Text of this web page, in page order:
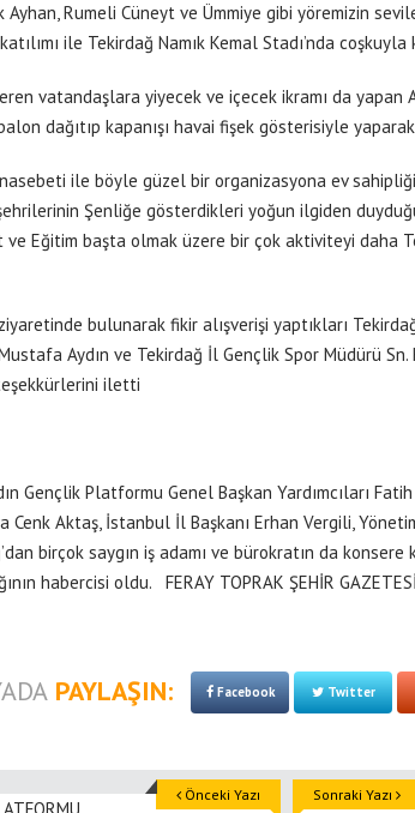
Ayhan, Rumeli Cüneyt ve Ümmiye gibi yöremizin
ile Tekirdağ Namık Kemal Stadı’nda coşkuyla
vatandaşlara yiyecek ve içecek ikramı da yapan
dağıtıp kapanışı havai fişek gösterisiyle
ile böyle güzel bir organizasyona ev sahipliği
Şenliğe gösterdikleri yoğun ilgiden
ve Eğitim başta olmak üzere bir çok aktiviteyi daha
bulunarak fikir alışverişi yaptıkları
Aydın ve Tekirdağ İl Gençlik Spor Müdürü
iletti
Gençlik Platformu Genel Başkan Yardımcıları
Cenk Aktaş, İstanbul İl Başkanı Erhan Vergili,
birçok saygın iş adamı ve bürokratın da
habercisi oldu. FERAY TOPRAK ŞEHİR GAZETESİ
PAYLAŞIN: Facebook Twitter
Önceki Yazı Sonraki Yazı